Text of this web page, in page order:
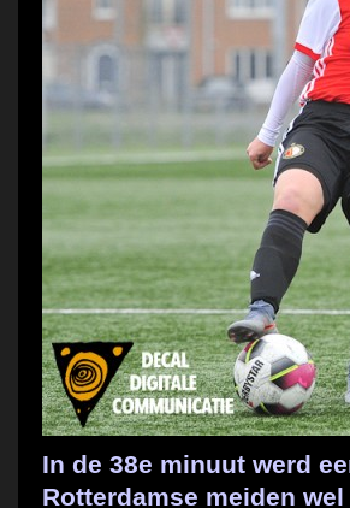
In de 38e minuut werd
Rotterdamse meiden